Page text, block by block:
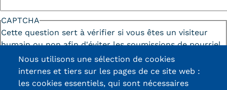
CAPTCHA
Cette question sert à vérifier si vous êtes un visiteur
humain ou non afin d'éviter les soumissions de pourriel
(spam) automatisées.
Nous utilisons une sélection de cookies
internes et tiers sur les pages de ce site web :
les cookies essentiels, qui sont nécessaires